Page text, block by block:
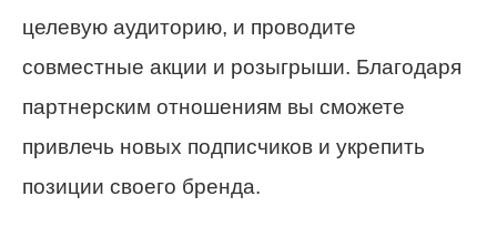
целевую аудиторию, и проводите
совместные акции и розыгрыши. Благодаря
партнерским отношениям вы сможете
привлечь новых подписчиков и укрепить
позиции своего бренда.